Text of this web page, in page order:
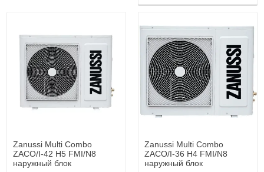
Zanussi Multi Combo
ZACO/I-42 H5 FMI/N8
наружный блок
Zanussi Multi Combo
ZACO/I-36 H4 FMI/N8
наружный блок